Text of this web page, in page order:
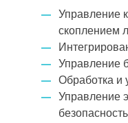
Управление
скоплением
Управление
Обработка и
Управление